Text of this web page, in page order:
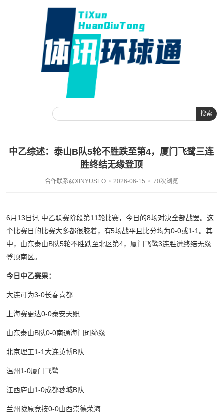
搜索
中乙综述：泰山B队5轮不胜跌至第4，厦门飞鹭三连
胜终结无缘登顶
合作联系@XINYUSEO 2026-06-15 70次浏览
6月13日讯 中乙联赛阶段第11轮比赛，今日的8场对决全部战罢。这
个比赛日的比赛大多都很胶着，有5场战平且比分均为0-0或1-1。其
中，山东泰山B队5轮不胜跌至北区第4，厦门飞鹭3连胜遭终结无缘
登顶南区。
今日中乙赛果：
大连可为3-0长春喜都
上海赛更达0-0泰安天贶
山东泰山B队0-0南通海门珂缔缘
北京理工1-1大连英博B队
温州1-0厦门飞鹭
江西庐山1-0成都蓉城B队
兰州陇原竞技0-0山西崇德荣海